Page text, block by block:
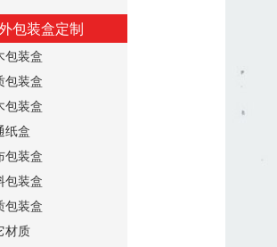
包装盒定制
包装盒
包装盒
包装盒
纸盒
包装盒
包装盒
包装盒
材质